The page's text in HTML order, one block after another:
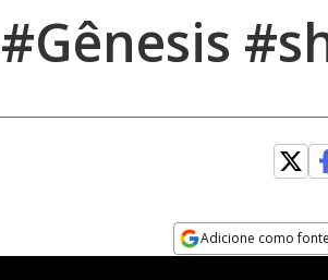
Adicione como